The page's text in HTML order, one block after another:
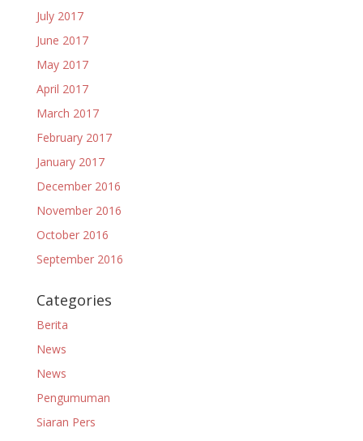
July 2017
June 2017
May 2017
April 2017
March 2017
February 2017
January 2017
December 2016
November 2016
October 2016
September 2016
Categories
Berita
News
News
Pengumuman
Siaran Pers